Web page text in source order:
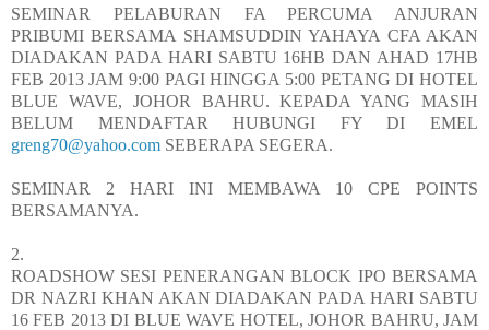
SEMINAR PELABURAN FA PERCUMA ANJURAN
PRIBUMI BERSAMA SHAMSUDDIN YAHAYA CFA AKAN
DIADAKAN PADA HARI SABTU 16HB DAN AHAD 17HB
FEB 2013 JAM 9:00 PAGI HINGGA 5:00 PETANG DI HOTEL
BLUE WAVE, JOHOR BAHRU. KEPADA YANG MASIH
BELUM MENDAFTAR HUBUNGI FY DI EMEL
greng70@yahoo.com SEBERAPA SEGERA.
SEMINAR 2 HARI INI MEMBAWA 10 CPE POINTS
BERSAMANYA.
2.
ROADSHOW SESI PENERANGAN BLOCK IPO BERSAMA
DR NAZRI KHAN AKAN DIADAKAN PADA HARI SABTU
16 FEB 2013 DI BLUE WAVE HOTEL, JOHOR BAHRU, JAM